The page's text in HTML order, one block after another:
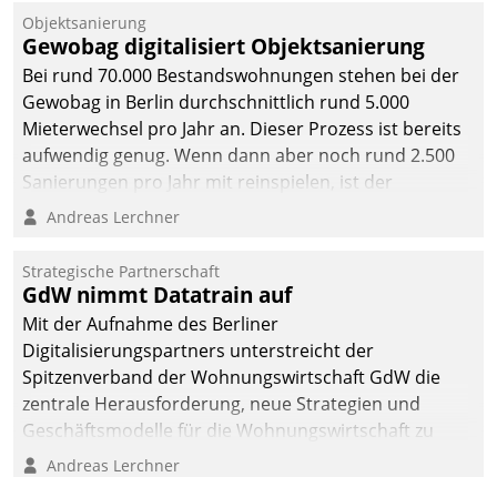
Unternehmen.
Objektsanierung
Gewobag digitalisiert Objektsanierung
Bei rund 70.000 Bestandswohnungen stehen bei der
Gewobag in Berlin durchschnittlich rund 5.000
Mieterwechsel pro Jahr an. Dieser Prozess ist bereits
aufwendig genug. Wenn dann aber noch rund 2.500
Sanierungen pro Jahr mit reinspielen, ist der
Betreuungs- und Organisationsaufwand immens. Im
kommunale Wohnungsbauunternehmen daher
gemeinsam mit der Berliner Datatrain GmbH den
Teilprozess der Objektsanierung digitalisiert.
Andreas Lerchner
Strategische Partnerschaft
GdW nimmt Datatrain auf
Mit der Aufnahme des Berliner
Digitalisierungspartners unterstreicht der
Spitzenverband der Wohnungswirtschaft GdW die
zentrale Herausforderung, neue Strategien und
Geschäftsmodelle für die Wohnungswirtschaft zu
entwickeln.
Andreas Lerchner